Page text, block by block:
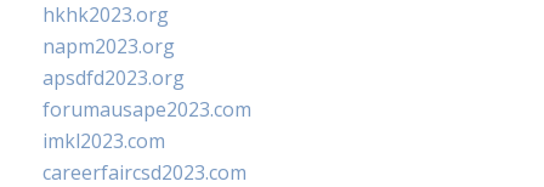
hkhk2023.org
napm2023.org
apsdfd2023.org
forumausape2023.com
imkl2023.com
careerfaircsd2023.com